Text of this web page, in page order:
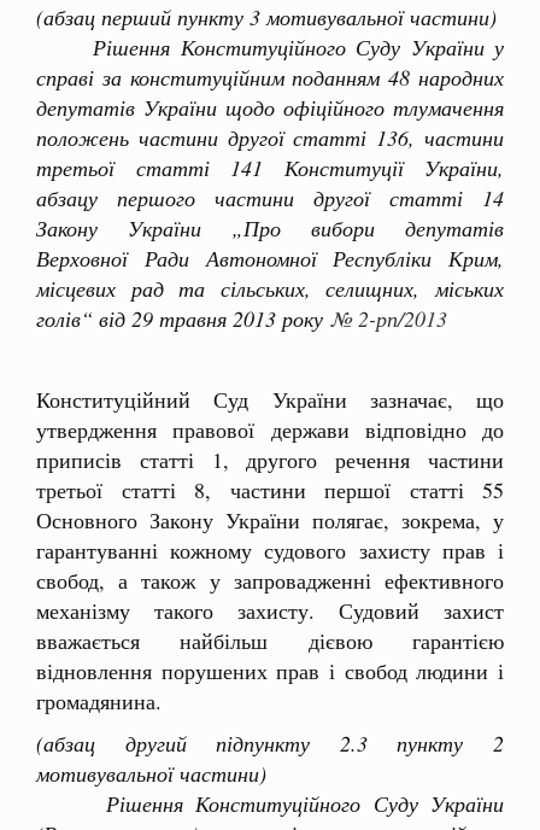
(абзац перший пункту 3 мотивувальної частини)
Рішення Конституційного Суду України у
справі за конституційним поданням 48 народних
депутатів України щодо офіційного тлумачення
положень частини другої статті 136, частини
третьої статті 141 Конституції України,
абзацу першого частини другої статті 14
Закону України „Про вибори депутатів
Верховної Ради Автономної Республіки Крим,
місцевих рад та сільських, селищних, міських
голів“ від 29 травня 2013 року № 2-рп/2013
Конституційний Суд України зазначає, що
утвердження правової держави відповідно до
приписів статті 1, другого речення частини
третьої статті 8, частини першої статті 55
Основного Закону України полягає, зокрема, у
гарантуванні кожному судового захисту прав і
свобод, а також у запровадженні ефективного
механізму такого захисту. Судовий захист
вважається найбільш дієвою гарантією
відновлення порушених прав і свобод людини і
громадянина.
(абзац другий підпункту 2.3 пункту 2
мотивувальної частини)
Рішення Конституційного Суду України